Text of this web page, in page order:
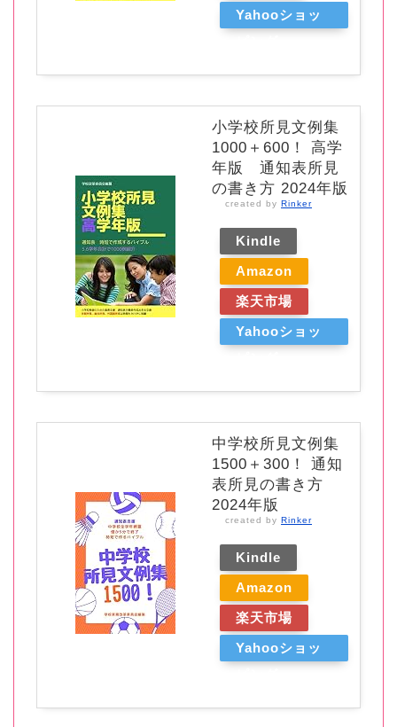
Yahooショッ
小学校所見文例集
1000＋600！ 高学
年版 通知表所見
の書き方 2024年版
created by Rinker
Kindle
Amazon
楽天市場
Yahooショッ
中学校所見文例集
1500＋300！ 通知
表所見の書き方
2024年版
created by Rinker
Kindle
Amazon
楽天市場
Yahooショッ